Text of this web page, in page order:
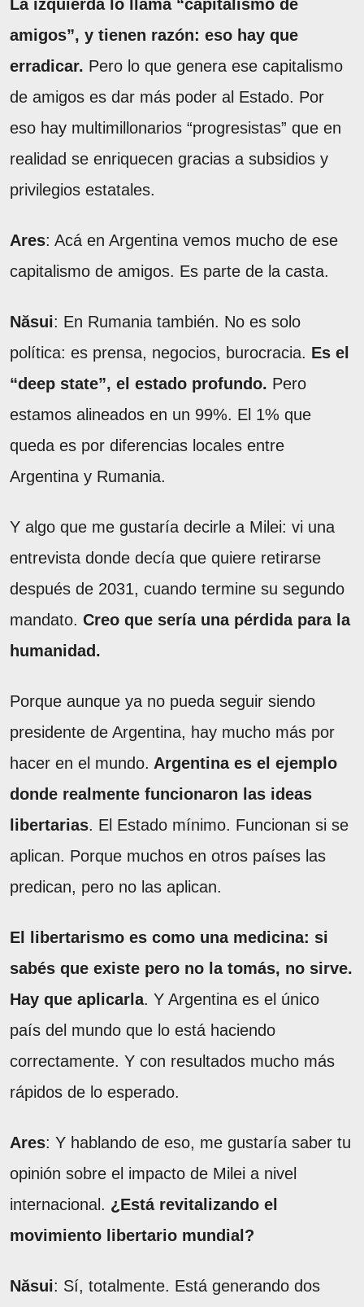
La izquierda lo llama “capitalismo de
amigos”, y tienen razón: eso hay que
erradicar. Pero lo que genera ese capitalismo
de amigos es dar más poder al Estado. Por
eso hay multimillonarios “progresistas” que en
realidad se enriquecen gracias a subsidios y
privilegios estatales.
Ares: Acá en Argentina vemos mucho de ese
capitalismo de amigos. Es parte de la casta.
Năsui: En Rumania también. No es solo
política: es prensa, negocios, burocracia. Es el
“deep state”, el estado profundo. Pero
estamos alineados en un 99%. El 1% que
queda es por diferencias locales entre
Argentina y Rumania.
Y algo que me gustaría decirle a Milei: vi una
entrevista donde decía que quiere retirarse
después de 2031, cuando termine su segundo
mandato. Creo que sería una pérdida para la
humanidad.
Porque aunque ya no pueda seguir siendo
presidente de Argentina, hay mucho más por
hacer en el mundo. Argentina es el ejemplo
donde realmente funcionaron las ideas
libertarias. El Estado mínimo. Funcionan si se
aplican. Porque muchos en otros países las
predican, pero no las aplican.
El libertarismo es como una medicina: si
sabés que existe pero no la tomás, no sirve.
Hay que aplicarla. Y Argentina es el único
país del mundo que lo está haciendo
correctamente. Y con resultados mucho más
rápidos de lo esperado.
Ares: Y hablando de eso, me gustaría saber tu
opinión sobre el impacto de Milei a nivel
internacional. ¿Está revitalizando el
movimiento libertario mundial?
Năsui: Sí, totalmente. Está generando dos